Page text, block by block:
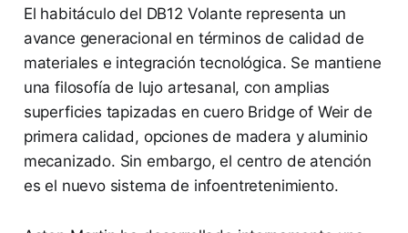
El habitáculo del DB12 Volante representa un
avance generacional en términos de calidad de
materiales e integración tecnológica. Se mantiene
una filosofía de lujo artesanal, con amplias
superficies tapizadas en cuero Bridge of Weir de
primera calidad, opciones de madera y aluminio
mecanizado. Sin embargo, el centro de atención
es el nuevo sistema de infoentretenimiento.